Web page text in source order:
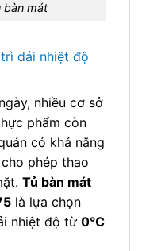
bàn mát
dải nhiệt độ
nhiều cơ sở
phẩm còn
có khả năng
phép thao
Tủ bàn mát
là lựa chọn
nhiệt độ từ 0℃